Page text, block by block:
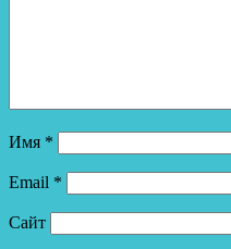
Имя *
Email *
Сайт